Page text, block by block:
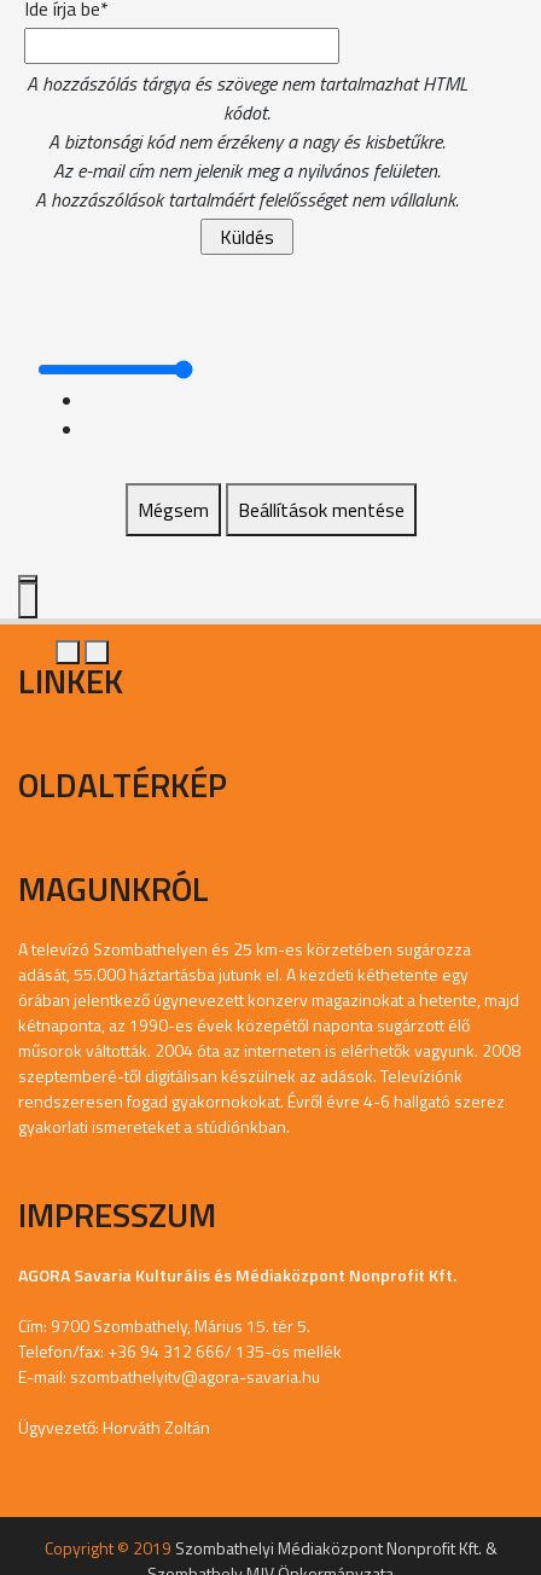
Ide írja be*
A hozzászólás tárgya és szövege nem tartalmazhat HTML
kódot.
A biztonsági kód nem érzékeny a nagy és kisbetűkre.
Az e-mail cím nem jelenik meg a nyilvános felületen.
A hozzászólások tartalmáért felelősséget nem vállalunk.
Mégsem Beállítások mentése
LINKEK
OLDALTÉRKÉP
MAGUNKRÓL
A televízó Szombathelyen és 25 km-es körzetében sugározza
adását, 55.000 háztartásba jutunk el. A kezdeti kéthetente egy
órában jelentkező úgynevezett konzerv magazinokat a hetente, majd
kétnaponta, az 1990-es évek közepétől naponta sugárzott élő
műsorok váltották. 2004 óta az interneten is elérhetők vagyunk. 2008
szeptemberé-től digitálisan készülnek az adások. Televíziónk
rendszeresen fogad gyakornokokat. Évről évre 4-6 hallgató szerez
gyakorlati ismereteket a stúdiónkban.
IMPRESSZUM
AGORA Savaria Kulturális és Médiaközpont Nonprofit Kft.
Cím: 9700 Szombathely, Márius 15. tér 5.
Telefon/fax: +36 94 312 666/ 135-ös mellék
E-mail: szombathelyitv@agora-savaria.hu
Ügyvezető: Horváth Zoltán
Copyright © 2019 Szombathelyi Médiaközpont Nonprofit Kft. &